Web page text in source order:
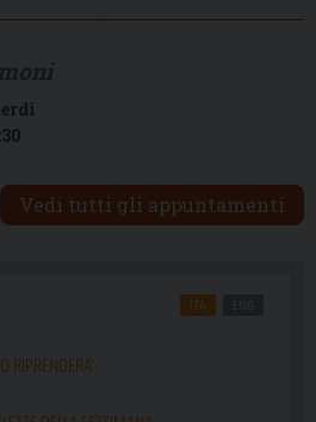
Vedi tutti gli appuntamenti